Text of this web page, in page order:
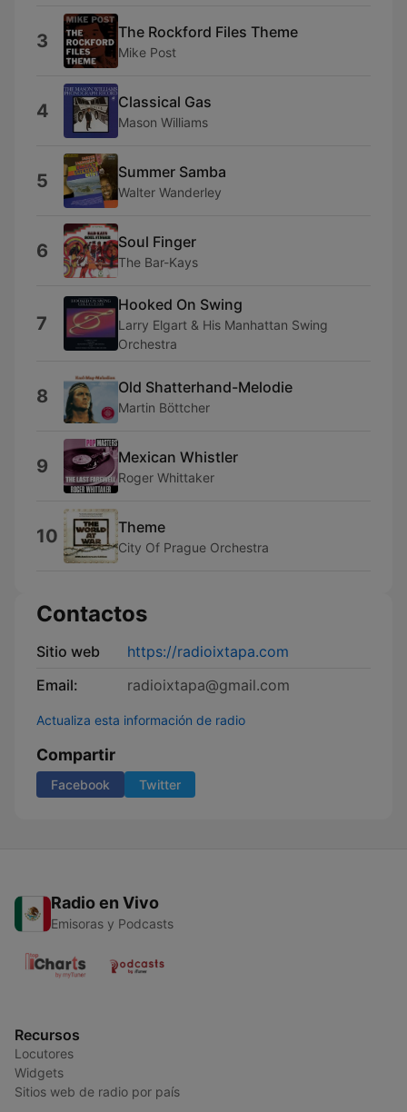
3 The Rockford Files Theme
Mike Post
4 Classical Gas
Mason Williams
5 Summer Samba
Walter Wanderley
6 Soul Finger
The Bar-Kays
7
Hooked On Swing
Larry Elgart & His Manhattan Swing
Orchestra
8 Old Shatterhand-Melodie
Martin Böttcher
9 Mexican Whistler
Roger Whittaker
10 Theme
City Of Prague Orchestra
Contactos
Sitio web
https://radioixtapa.com
Email:
radioixtapa@gmail.com
Actualiza esta información de radio
Compartir
Facebook Twitter
Radio en Vivo
Emisoras y Podcasts
Recursos
Locutores
Widgets
Sitios web de radio por país